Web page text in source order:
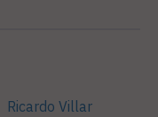
Ricardo Villar